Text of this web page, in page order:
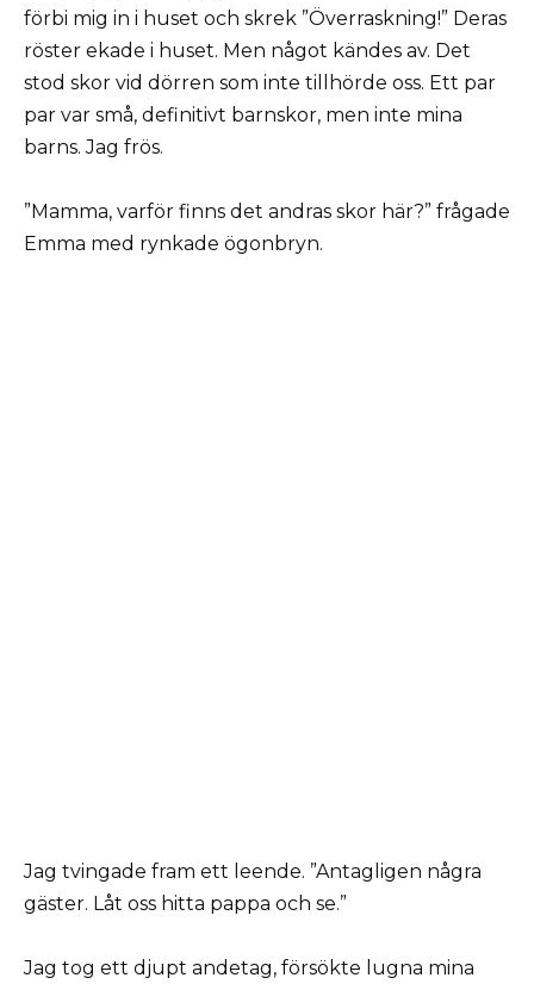
förbi mig in i huset och skrek ”Överraskning!” Deras
röster ekade i huset. Men något kändes av. Det
stod skor vid dörren som inte tillhörde oss. Ett par
par var små, definitivt barnskor, men inte mina
barns. Jag frös.
”Mamma, varför finns det andras skor här?” frågade
Emma med rynkade ögonbryn.
Jag tvingade fram ett leende. ”Antagligen några
gäster. Låt oss hitta pappa och se.”
Jag tog ett djupt andetag, försökte lugna mina